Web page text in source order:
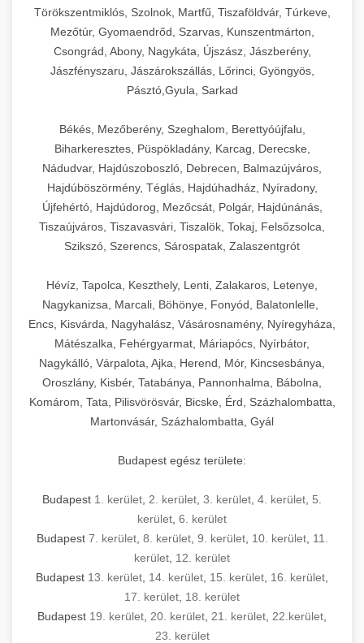
Minden, ami szükséges éttermi és catering
műveletekhez.
chef-iparikonyhagepek.hu
kereskedelmi konyhai megoldások
Törökszentmiklós, Szolnok, Martfű, Tiszaföldvár, Túrkeve,
Mezőtúr, Gyomaendrőd, Szarvas, Kunszentmárton,
Csongrád, Abony, Nagykáta, Újszász, Jászberény,
Jászfényszaru, Jászárokszállás, Lőrinci, Gyöngyös,
Pásztó,Gyula, Sarkad
Békés, Mezőberény, Szeghalom, Berettyóújfalu,
Biharkeresztes, Püspökladány, Karcag, Derecske,
Nádudvar, Hajdúszoboszló, Debrecen, Balmazújváros,
Hajdúböszörmény, Téglás, Hajdúhadház, Nyíradony,
Újfehértó, Hajdúdorog, Mezőcsát, Polgár, Hajdúnánás,
Tiszaújváros, Tiszavasvári, Tiszalök, Tokaj, Felsőzsolca,
Szikszó, Szerencs, Sárospatak, Zalaszentgrót
Hévíz, Tapolca, Keszthely, Lenti, Zalakaros, Letenye,
Nagykanizsa, Marcali, Böhönye, Fonyód, Balatonlelle,
Encs, Kisvárda, Nagyhalász, Vásárosnamény, Nyíregyháza,
Mátészalka, Fehérgyarmat, Máriapócs, Nyírbátor,
Nagykálló, Várpalota, Ajka, Herend, Mór, Kincsesbánya,
Oroszlány, Kisbér, Tatabánya, Pannonhalma, Bábolna,
Komárom, Tata, Pilisvörösvár, Bicske, Érd, Százhalombatta,
Martonvásár, Százhalombatta, Gyál
Budapest egész területe:
Budapest 1. kerület 2. kerület 3. kerület 4. kerület 5.
kerület 6. kerület
Budapest 7. kerület, 8. kerület, 9. kerület, 10. kerület, 11.
kerület 12. kerület
Budapest 13. kerület 14. kerület 15. kerület 16. kerület
17. kerület 18. kerület
Budapest 19. kerület 20. kerület 21. kerület 22.kerület
23. kerület